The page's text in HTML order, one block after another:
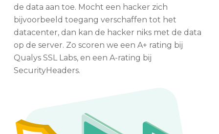
de data aan toe. Mocht een hacker zich
bijvoorbeeld toegang verschaffen tot het
datacenter, dan kan de hacker niks met de data
op de server. Zo scoren we een A+ rating bij
Qualys SSL Labs, en een A-rating bij
SecurityHeaders.